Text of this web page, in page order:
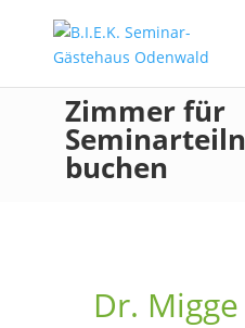
Zimmer für
buchen
Dr.